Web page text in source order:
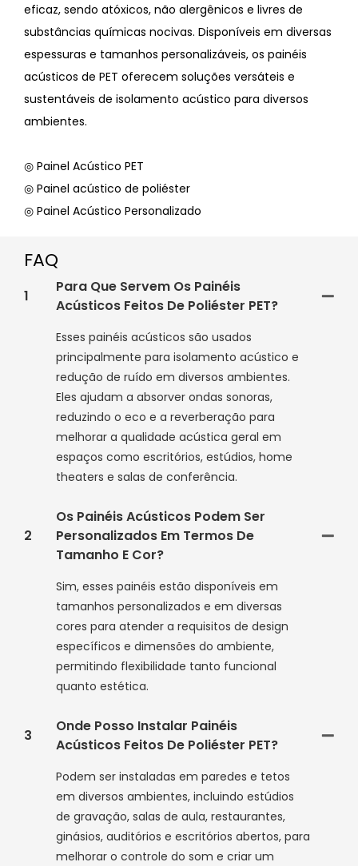
eficaz, sendo atóxicos, não alergênicos e livres de
substâncias químicas nocivas. Disponíveis em diversas
espessuras e tamanhos personalizáveis, os painéis
acústicos de PET oferecem soluções versáteis e
sustentáveis ​​de isolamento acústico para diversos
ambientes.
◎ Painel Acústico PET
◎ Painel acústico de poliéster
◎ Painel Acústico Personalizado
FAQ
1
Para Que Servem Os Painéis
Acústicos Feitos De Poliéster PET?
Esses painéis acústicos são usados ​​
principalmente para isolamento acústico e
redução de ruído em diversos ambientes.
Eles ajudam a absorver ondas sonoras,
reduzindo o eco e a reverberação para
melhorar a qualidade acústica geral em
espaços como escritórios, estúdios, home
theaters e salas de conferência.
2
Os Painéis Acústicos Podem Ser
Personalizados Em Termos De
Tamanho E Cor?
Sim, esses painéis estão disponíveis em
tamanhos personalizados e em diversas
cores para atender a requisitos de design
específicos e dimensões do ambiente,
permitindo flexibilidade tanto funcional
quanto estética.
3
Onde Posso Instalar Painéis
Acústicos Feitos De Poliéster PET?
Podem ser instaladas em paredes e tetos
em diversos ambientes, incluindo estúdios
de gravação, salas de aula, restaurantes,
ginásios, auditórios e escritórios abertos, para
melhorar o controle do som e criar um